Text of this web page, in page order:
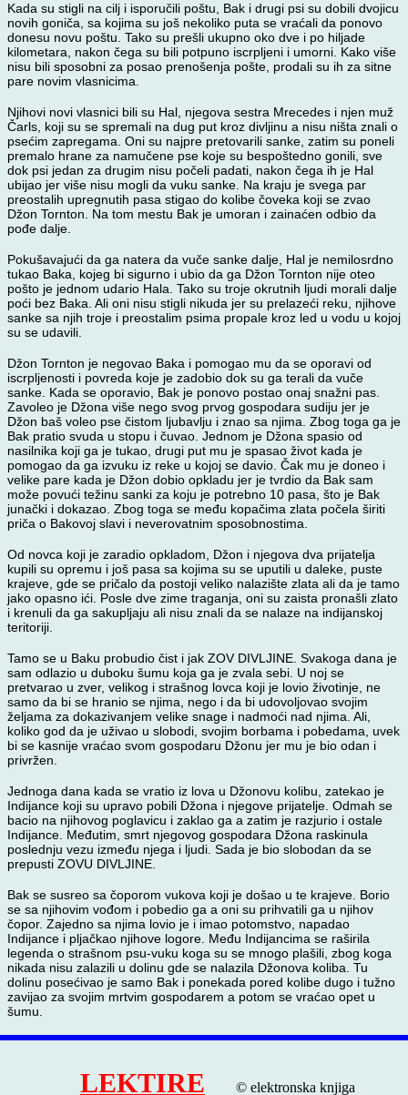
Kada su stigli na cilj i isporučili poštu, Bak i drugi psi su dobili dvojicu
novih goniča, sa kojima su još nekoliko puta se vraćali da ponovo
donesu novu poštu. Tako su prešli ukupno oko dve i po hiljade
kilometara, nakon čega su bili potpuno iscrpljeni i umorni. Kako više
nisu bili sposobni za posao prenošenja pošte, prodali su ih za sitne
pare novim vlasnicima.
Njihovi novi vlasnici bili su Hal, njegova sestra Mrecedes i njen muž
Čarls, koji su se spremali na dug put kroz divljinu a nisu ništa znali o
psećim zapregama. Oni su najpre pretovarili sanke, zatim su poneli
premalo hrane za namučene pse koje su bespoštedno gonili, sve
dok psi jedan za drugim nisu počeli padati, nakon čega ih je Hal
ubijao jer više nisu mogli da vuku sanke. Na kraju je svega par
preostalih upregnutih pasa stigao do kolibe čoveka koji se zvao
Džon Tornton. Na tom mestu Bak je umoran i zainaćen odbio da
pođe dalje.
Pokušavajući da ga natera da vuče sanke dalje, Hal je nemilosrdno
tukao Baka, kojeg bi sigurno i ubio da ga Džon Tornton nije oteo
pošto je jednom udario Hala. Tako su troje okrutnih ljudi morali dalje
poći bez Baka. Ali oni nisu stigli nikuda jer su prelazeći reku, njihove
sanke sa njih troje i preostalim psima propale kroz led u vodu u kojoj
su se udavili.
Džon Tornton je negovao Baka i pomogao mu da se oporavi od
iscrpljenosti i povreda koje je zadobio dok su ga terali da vuče
sanke. Kada se oporavio, Bak je ponovo postao onaj snažni pas.
Zavoleo je Džona više nego svog prvog gospodara sudiju jer je
Džon baš voleo pse čistom ljubavlju i znao sa njima. Zbog toga ga je
Bak pratio svuda u stopu i čuvao. Jednom je Džona spasio od
nasilnika koji ga je tukao, drugi put mu je spasao život kada je
pomogao da ga izvuku iz reke u kojoj se davio. Čak mu je doneo i
velike pare kada je Džon dobio opkladu jer je tvrdio da Bak sam
može povući težinu sanki za koju je potrebno 10 pasa, što je Bak
junački i dokazao. Zbog toga se među kopačima zlata počela širiti
priča o Bakovoj slavi i neverovatnim sposobnostima.
Od novca koji je zaradio opkladom, Džon i njegova dva prijatelja
kupili su opremu i još pasa sa kojima su se uputili u daleke, puste
krajeve, gde se pričalo da postoji veliko nalazište zlata ali da je tamo
jako opasno ići. Posle dve zime traganja, oni su zaista pronašli zlato
i krenuli da ga sakupljaju ali nisu znali da se nalaze na indijanskoj
teritoriji.
Tamo se u Baku probudio čist i jak ZOV DIVLJINE. Svakoga dana je
sam odlazio u duboku šumu koja ga je zvala sebi. U noj se
pretvarao u zver, velikog i strašnog lovca koji je lovio životinje, ne
samo da bi se hranio se njima, nego i da bi udovoljovao svojim
željama za dokazivanjem velike snage i nadmoći nad njima. Ali,
koliko god da je uživao u slobodi, svojim borbama i pobedama, uvek
bi se kasnije vraćao svom gospodaru Džonu jer mu je bio odan i
privržen.
Jednoga dana kada se vratio iz lova u Džonovu kolibu, zatekao je
Indijance koji su upravo pobili Džona i njegove prijatelje. Odmah se
bacio na njihovog poglavicu i zaklao ga a zatim je razjurio i ostale
Indijance. Međutim, smrt njegovog gospodara Džona raskinula
poslednju vezu između njega i ljudi. Sada je bio slobodan da se
prepusti ZOVU DIVLJINE.
Bak se susreo sa čoporom vukova koji je došao u te krajeve. Borio
se sa njihovim vođom i pobedio ga a oni su prihvatili ga u njihov
čopor. Zajedno sa njima lovio je i imao potomstvo, napadao
Indijance i pljačkao njihove logore. Među Indijancima se raširila
legenda o strašnom psu-vuku koga su se mnogo plašili, zbog koga
nikada nisu zalazili u dolinu gde se nalazila Džonova koliba. Tu
dolinu posećivao je samo Bak i ponekada pored kolibe dugo i tužno
zavijao za svojim mrtvim gospodarem a potom se vraćao opet u
šumu.
LEKTIRE © elektronska knjiga